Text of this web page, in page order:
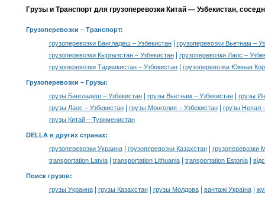
Грузы и Транспорт для грузоперевозки Китай — Узбекистан,
Грузоперевозки – Транспорт:
грузоперевозки Бангладеш – Узбекистан|
грузоперевозки Вьетнам –
грузоперевозки Кыргызстан – Узбекистан|
грузоперевозки Лаос –
грузоперевозки Таджикистан – Узбекистан| грузоперевозки Южная
Грузоперевозки – Грузы:
грузы Бангладеш – Узбекистан| грузы Вьетнам – Узбекистан|
грузы
грузы Лаос – Узбекистан| грузы Монголия – Узбекистан|
грузы Непал
грузы Китай – Туркменистан
DELLA в других странах:
грузоперевозки Украина| грузоперевозки Казахстан|
грузоперевозки
transportation Latvia| transportation Lithuania| transportation Estonia|
Поиск грузов:
грузы Украина| грузы Казахстан| грузы Молдова| вантажі Україна|